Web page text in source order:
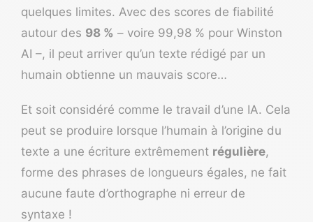
quelques limites. Avec des scores de fiabilité
autour des 98 % – voire 99,98 % pour Winston
AI –, il peut arriver qu’un texte rédigé par un
humain obtienne un mauvais score…
Et soit considéré comme le travail d’une IA. Cela
peut se produire lorsque l’humain à l’origine du
texte a une écriture extrêmement régulière,
forme des phrases de longueurs égales, ne fait
aucune faute d’orthographe ni erreur de
syntaxe !